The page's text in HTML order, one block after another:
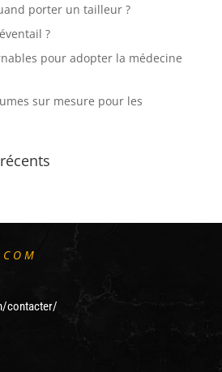
porter un tailleur ?
?
pour adopter la médecine
sur mesure pour les
contacter/